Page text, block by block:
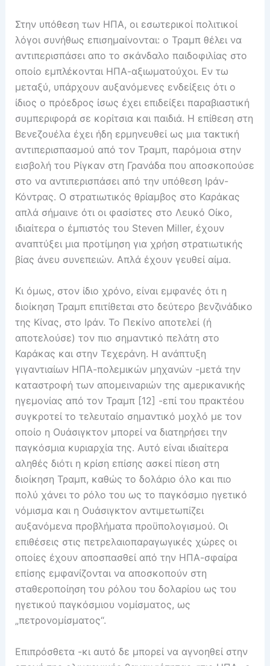
Στην υπόθεση των ΗΠΑ, οι εσωτερικοί πολιτικοί
λόγοι συνήθως επισημαίνονται: ο Τραμπ θέλει να
αντιπερισπάσει απο το σκάνδαλο παιδοφιλίας στο
οποίο εμπλέκονται ΗΠΑ-αξιωματούχοι. Εν τω
μεταξύ, υπάρχουν αυξανόμενες ενδείξεις ότι ο
ίδιος ο πρόεδρος ίσως έχει επιδείξει παραβιαστική
συμπεριφορά σε κορίτσια και παιδιά. Η επίθεση στη
Βενεζουέλα έχει ήδη ερμηνευθεί ως μια τακτική
αντιπερισπασμού από τον Τραμπ, παρόμοια στην
εισβολή του Ρίγκαν στη Γρανάδα που αποσκοπούσε
στο να αντιπερισπάσει από την υπόθεση Ιράν-
Κόντρας. Ο στρατιωτικός θρίαμβος στο Καράκας
απλά σήμαινε ότι οι φασίστες στο Λευκό Οίκο,
ιδιαίτερα ο έμπιστός του Steven Miller, έχουν
αναπτύξει μια προτίμηση για χρήση στρατιωτικής
βίας άνευ συνεπειών. Απλά έχουν γευθεί αίμα.
Κι όμως, στον ίδιο χρόνο, είναι εμφανές ότι η
διοίκηση Τραμπ επιτίθεται στο δεύτερο βενζινάδικο
της Κίνας, στο Ιράν. Το Πεκίνο αποτελεί (ή
αποτελούσε) τον πιο σημαντικό πελάτη στο
Καράκας και στην Τεχεράνη. Η ανάπτυξη
γιγαντιαίων ΗΠΑ-πολεμικών μηχανών -μετά την
καταστροφή των απομειναριών της αμερικανικής
ηγεμονίας από τον Τραμπ [12] -επί του πρακτέου
συγκροτεί το τελευταίο σημαντικό μοχλό με τον
οποίο η Ουάσιγκτον μπορεί να διατηρήσει την
παγκόσμια κυριαρχία της. Αυτό είναι ιδιαίτερα
αληθές διότι η κρίση επίσης ασκεί πίεση στη
διοίκηση Τραμπ, καθώς το δολάριο όλο και πιο
πολύ χάνει το ρόλο του ως το παγκόσμιο ηγετικό
νόμισμα και η Ουάσιγκτον αντιμετωπίζει
αυξανόμενα προβλήματα προϋπολογισμού. Οι
επιθέσεις στις πετρελαιοπαραγωγικές χώρες οι
οποίες έχουν αποσπασθεί από την ΗΠΑ-σφαίρα
επίσης εμφανίζονται να αποσκοπούν στη
σταθεροποίηση του ρόλου του δολαρίου ως του
ηγετικού παγκόσμιου νομίσματος, ως
„πετρονομίσματος“.
Επιπρόσθετα -κι αυτό δε μπορεί να αγνοηθεί στην